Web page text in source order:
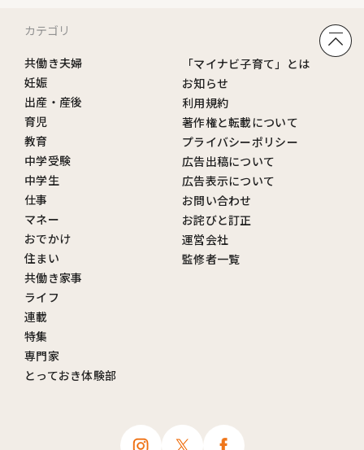
カテゴリ
共働き夫婦
妊娠
出産・産後
育児
教育
中学受験
中学生
仕事
マネー
おでかけ
住まい
共働き家事
ライフ
連載
特集
専門家
とっておき体験部
「マイナビ子育て」とは
お知らせ
利用規約
著作権と転載について
プライバシーポリシー
広告出稿について
広告表示について
お問い合わせ
お詫びと訂正
運営会社
監修者一覧